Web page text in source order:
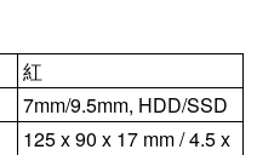
紅
7mm/9.5mm, HDD/SSD
125 x 90 x 17 mm / 4.5 x